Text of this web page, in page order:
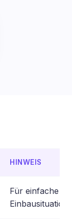
HINWEIS
Für einfache
Einbausituation